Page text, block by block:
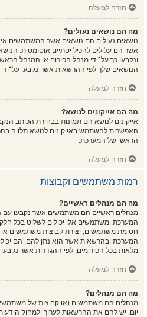
חזרה למעלה
מה הם נושאים נעולים?
נושאים נעולים הם נושאים אשר המשתמשים
אשר הם עלולים להכיל יסתיים אוטומטית.
ונקבעו כך על־ידי מנהל הפורום או המנהל
הנושאים שלך לפי ההרשאות אשר נקבעו
חזרה למעלה
מה הם אייקונים לנושא?
אייקונים לנושא הם תמונות בבחירת הכותב
האפשרות להשתמש באייקונים לנושא תלויה
הראשי של המערכת.
חזרה למעלה
רמות משתמשים וקבוצות
מה הם מנהלים ראשיים?
מנהלים ראשיים הם משתמשים אשר נקבעו עם
המערכת. משתמשים אלו יכולים לשלוט בכל
חסימת משתמשים, יצירת קבוצות משתמשים או
המערכת ובהרשאות אשר הוא נתן להם. הם
מלאות בכל הפורומים, לפי ההגדרות אשר
חזרה למעלה
מה הם מנהלים?
מנהלים הם משתמשים (או קבוצות של
יום. יש להם את ההרשאות לערוך ולמחוק